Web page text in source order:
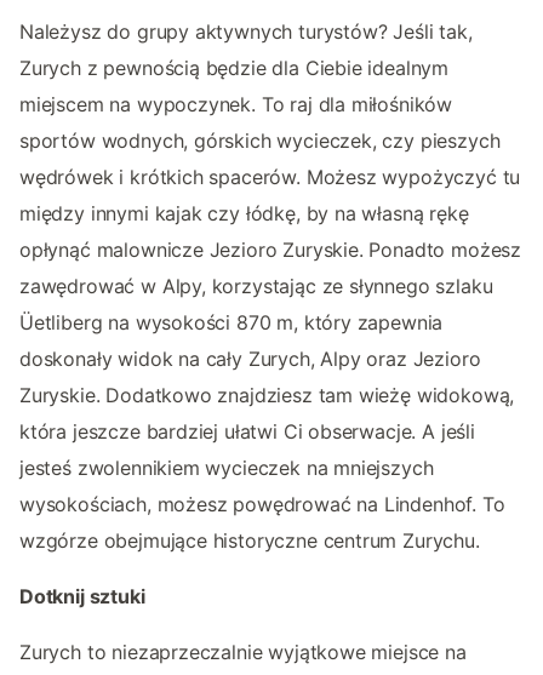
Należysz do grupy aktywnych turystów? Jeśli tak,
Zurych z pewnością będzie dla Ciebie idealnym
miejscem na wypoczynek. To raj dla miłośników
sportów wodnych, górskich wycieczek, czy pieszych
wędrówek i krótkich spacerów. Możesz wypożyczyć tu
między innymi kajak czy łódkę, by na własną rękę
opłynąć malownicze Jezioro Zuryskie. Ponadto możesz
zawędrować w Alpy, korzystając ze słynnego szlaku
Üetliberg na wysokości 870 m, który zapewnia
doskonały widok na cały Zurych, Alpy oraz Jezioro
Zuryskie. Dodatkowo znajdziesz tam wieżę widokową,
która jeszcze bardziej ułatwi Ci obserwacje. A jeśli
jesteś zwolennikiem wycieczek na mniejszych
wysokościach, możesz powędrować na Lindenhof. To
wzgórze obejmujące historyczne centrum Zurychu.
Dotknij sztuki
Zurych to niezaprzeczalnie wyjątkowe miejsce na